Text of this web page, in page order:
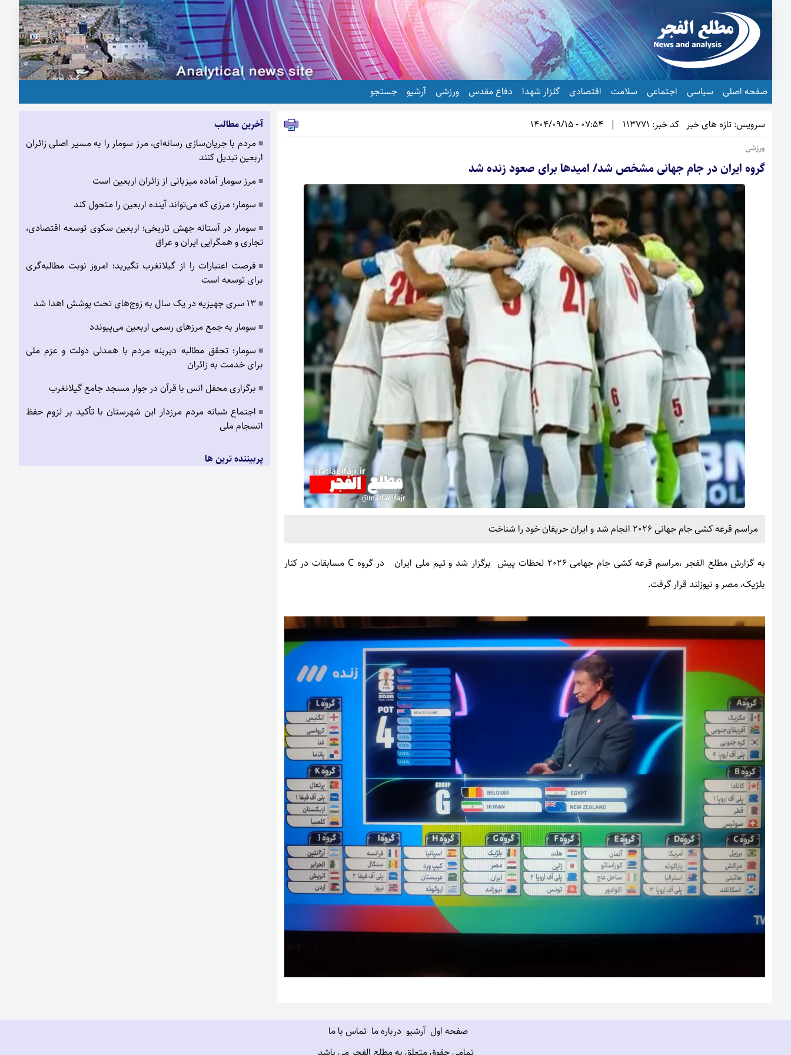
صفحه اصلی سیاسی اجتماعی سلامت اقتصادی گلزار شهدا دفاع مقدس ورزشی آرشیو جستجو
سرویس: تازه های خبر کد خبر: 113771 |
07:54 - 1404/09/15
ورزشی
گروه ایران در جام جهانی مشخص شد/ امیدها برای صعود زنده شد
مراسم قرعه کشی جام جهانی 2026 انجام شد و ایران حریفان خود را شناخت
به گزارشمطلع الفجر
،مراسم قرعه کشی جام جهامی 2026 لحظات پیش برگزار شد و تیم ملی ایران در گروه C مسابقات در کنار
بلژیک، مصر و نیوزلند قرار گرفت.
آخرین مطالب
■ مردم با جریان‌سازی رسانه‌ای، مرز سومار را به مسیر اصلی زائران
اربعین تبدیل کنند
■ مرز سومار آماده میزبانی از زائران اربعین است
■ سومار؛ مرزی که می‌تواند آینده اربعین را متحول کند
■ سومار در آستانه جهش تاریخی؛ اربعین سکوی توسعه اقتصادی،
تجاری و همگرایی ایران و عراق
■ فرصت اعتبارات را از گیلانغرب نگیرید؛ امروز نوبت مطالبه‌گری
برای توسعه است
■ ۱۳ سری جهیزیه در یک سال به زوج‌های تحت پوشش اهدا شد
■ سومار به جمع مرزهای رسمی اربعین می‌پیوندد
■ سومار؛ تحقق مطالبه دیرینه مردم با همدلی دولت و عزم ملی
برای خدمت به زائران
■ برگزاری محفل انس با قرآن در جوار مسجد جامع گیلانغرب
■ اجتماع شبانه مردم مرزدار این شهرستان با تأکید بر لزوم حفظ
انسجام ملی
پربیننده ترین ها
صفحه اول آرشیو درباره ما تماس با ما